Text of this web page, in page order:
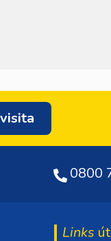
0800
Links